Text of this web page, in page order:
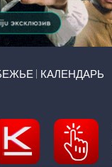
КАЛЕНДАРЬ